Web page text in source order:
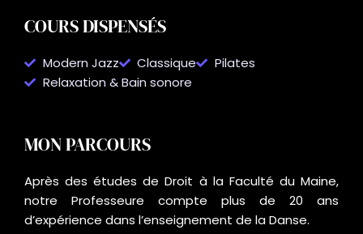
COURS DISPENSÉS
Modern Jazz Classique
Pilates
Relaxation & Bain sonore
MON PARCOURS
Après des études de Droit à la Faculté du Maine,
notre Professeure compte plus de 20 ans
d’expérience dans l’enseignement de la Danse.